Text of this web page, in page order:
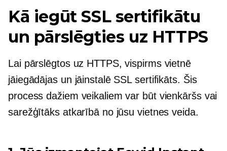
Kā iegūt SSL sertifikātu
un pārslēgties uz HTTPS
Lai pārslēgtos uz HTTPS, vispirms vietnē
jāiegādājas un jāinstalē SSL sertifikāts. Šis
process dažiem veikaliem var būt vienkāršs vai
sarežģītāks atkarībā no jūsu vietnes veida.